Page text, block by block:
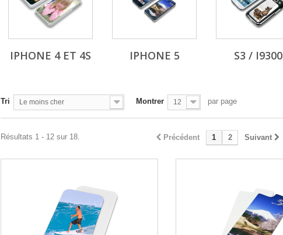
IPHONE 4 ET 4S IPHONE 5 S3 / I9300
Tri Le moins cher Montrer 12 par page
Précédent 1 2 Suivant
Résultats 1 - 12 sur 18.